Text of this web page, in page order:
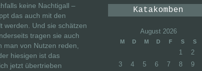
keine Nachtigall –
das auch mit den
werden. Und sie schätzen
tragen sie auch
von Nutzen reden,
hiesigen ist das
jetzt übertrieben
Katakomben
August 2026
M D M D F S S
1
2
3
4 5 6 7 8
9